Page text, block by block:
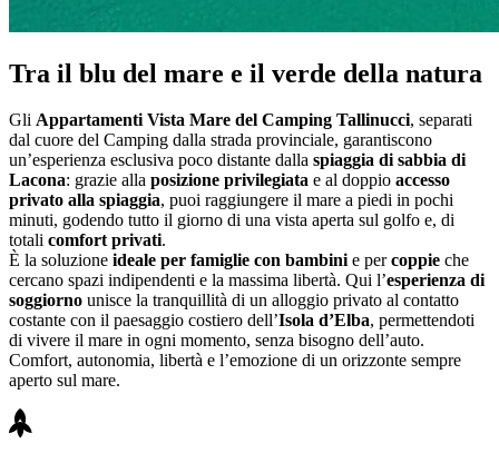
Tra il blu del mare e il verde della natura
Gli Appartamenti Vista Mare del Camping Tallinucci, separati
dal cuore del Camping dalla strada provinciale, garantiscono
un’esperienza esclusiva poco distante dalla spiaggia di sabbia di
Lacona: grazie alla posizione privilegiata e al doppio accesso
privato alla spiaggia, puoi raggiungere il mare a piedi in pochi
minuti, godendo tutto il giorno di una vista aperta sul golfo e, di
totali comfort privati.
È la soluzione ideale per famiglie con bambinie percoppie che
cercano spazi indipendenti e la massima libertà. Qui l’esperienza di
soggiorno unisce la tranquillità di un alloggio privato al contatto
costante con il paesaggio costiero dell’Isola d’Elba, permettendoti
di vivere il mare in ogni momento, senza bisogno dell’auto.
Comfort, autonomia, libertà e l’emozione di un orizzonte sempre
aperto sul mare.